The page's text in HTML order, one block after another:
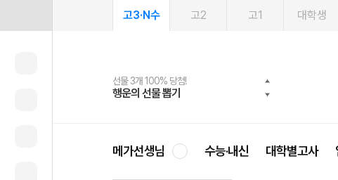
고3·N수 고2 고1 대학생
선물 3개 100% 당첨!
행운의 선물 뽑기
선물 100% 증정!
메가스터디 X 올리브
여름방학 스터디 캐시백
메가런 썸머스쿨
2027 러셀 단과
강사 공개선발
스마트러닝앱
설문 EVENT
메가패스
3일 무료 체험권
메가패스 수강생 무료혜택!
메가클럽 멤버십
사회공헌 캠페인
희망이룸 메가나눔
메가선생님 수능·내신 대학별고사